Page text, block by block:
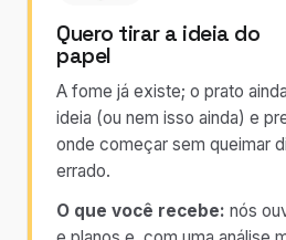
Quero tirar a ideia do
papel
A fome já existe; o prato
ideia (ou nem isso ainda) e
onde começar sem queimar
errado.
O que você recebe: nós